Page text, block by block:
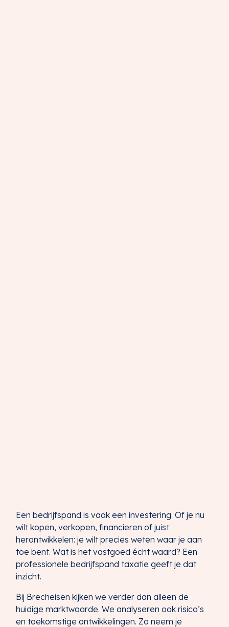
Een bedrijfspand is vaak een investering. Of je nu
wilt kopen, verkopen, financieren of juist
herontwikkelen: je wilt precies weten waar je aan
toe bent. Wat is het vastgoed écht waard? Een
professionele bedrijfspand taxatie geeft je dat
inzicht.
Bij Brecheisen kijken we verder dan alleen de
huidige marktwaarde. We analyseren ook risico’s
en toekomstige ontwikkelingen. Zo neem je